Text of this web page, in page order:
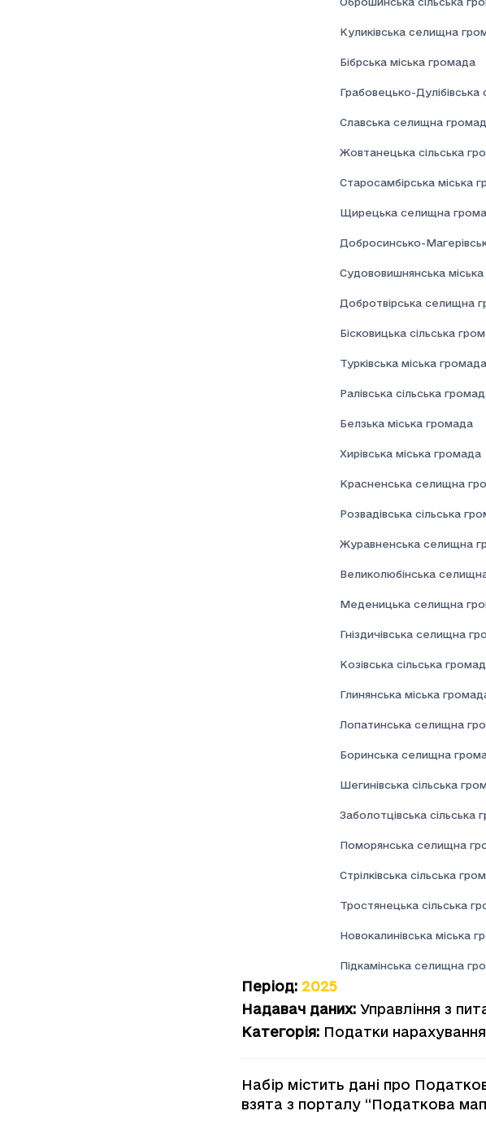
Куликівська селищна
Бібрська міська громада
Грабовецько-Дулібівська
Славська селищна
Жовтанецька сільська
Старосамбірська міська
Щирецька селищна
Добросинсько-
Судововишнянська
Добротвірська селищна
Бісковицька сільська
Турківська міська громада
Ралівська сільська
Белзька міська громада
Хирівська міська громада
Красненська селищна
Розвадівська сільська
Журавненська селищна
Великолюбінська
Меденицька селищна
Гніздичівська селищна
Козівська сільська
Глинянська міська
Лопатинська селищна
Боринська селищна
Шегинівська сільська
Заболотцівська сільська
Поморянська селищна
Стрілківська сільська
Тростянецька сільська
Новокалинівська міська
Підкамінська селищна
Період: 2025
Надавач даних: Управління з
Категорія: Податки нарахування
Набір містить дані про
взята з порталу “Податкова